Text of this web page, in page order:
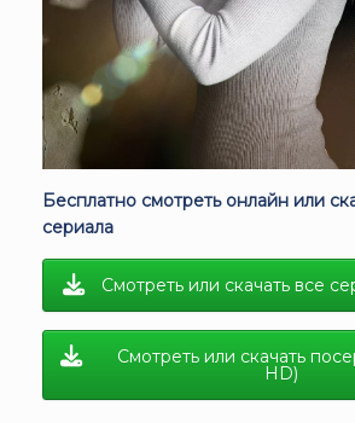
Бесплатно смотреть онлайн или
сериала
Смотреть или скачать все
Смотреть или скачать
HD)